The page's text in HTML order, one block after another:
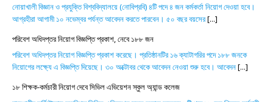
নোয়াখালী বিজ্ঞান ও প্রযুক্তি বিশ্ববিদ্যালয়ে (নোবিপ্রবি) ৪টি পদে ৪ জন কর্মকর্তা নিয়োগ দেওয়া হবে।
আগ্রহীরা আগামী ১০ নভেম্বর পর্যন্ত আবেদন করতে পারবেন। ৫০ বছর বয়সের[...]
পরিবেশ অধিদপ্তর নিয়োগ বিজ্ঞপ্তি প্রকাশ, নেবে ১৮৮ জন
পরিবেশ অধিদপ্তর নিয়োগ বিজ্ঞপ্তি প্রকাশ করেছে। প্রতিষ্ঠানটির ১৬ ক্যাটাগরির পদে ১৮৮ জনকে
নিয়োগের লক্ষ্যে এ বিজ্ঞপ্তি দিয়েছে। ৩০ অক্টোবর থেকে আবেদন নেওয়া শুরু হবে। আবেদন[...]
১৮ শিক্ষক-কর্মচারী নিয়োগ দেবে সিভিল এভিয়েশন স্কুল অ্যান্ড কলেজ